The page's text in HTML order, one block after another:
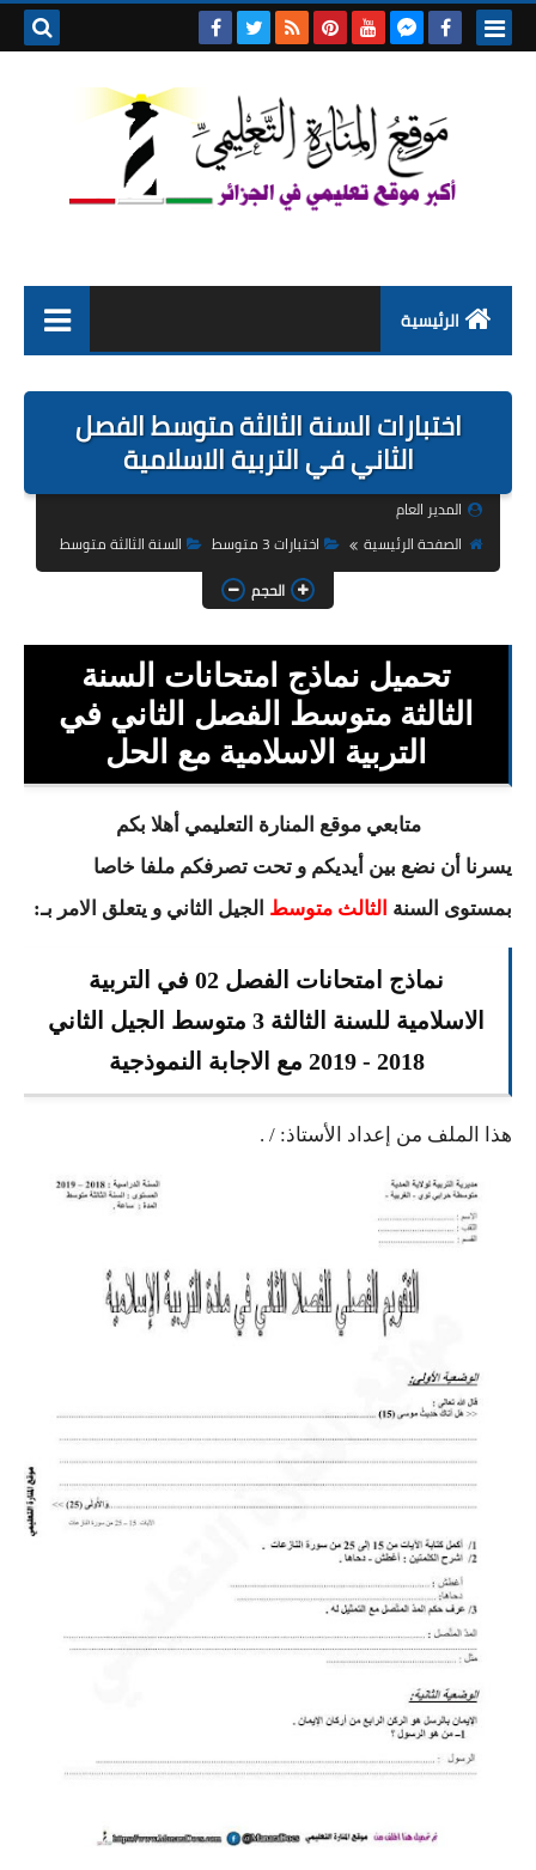
الرئيسية
التربية التحضيرية
السنة الاولى ابتدائي
السنة الثانية ابتدائي
السنة الثالثة ابتدائي
السنة الرابعة ابتدائي
السنة الخامسة ابتدائي
شهادة التعليم الابتدائي
تزيين القسم
التعليم المتوسط
السنة الاولى متوسط
السنة الثانية متوسط
السنة الثالثة متوسط
السنة الرابعة متوسط
بنك الفروض و الاختبارات
بنك مذكرات الاستاذ
دفاتر استاذ التعليم الابتدائي
البحوث الجاهزة
بحوث اللغة العربية
بحوث الرياضيات
اختبارات السنة الثالثة متوسط الفصل
الثاني في التربية الاسلامية
المدير العام
الصفحة الرئيسية
اختبارات 3 متوسط
السنة الثالثة متوسط
الحجم
تحميل نماذج امتحانات السنة
الثالثة متوسط الفصل الثاني في
التربية الاسلامية مع الحل
متابعي موقع المنارة التعليمي أهلا بكم
يسرنا أن نضع بين أيديكم و تحت تصرفكم ملفا خاصا
بمستوى السنة الثالث متوسط الجيل الثاني و يتعلق الامر بـ:
نماذج امتحانات الفصل 02 في التربية
الاسلامية للسنة الثالثة 3 متوسط الجيل الثاني
2018 - 2019 مع الاجابة النموذجية
هذا الملف من إعداد الأستاذ: / .